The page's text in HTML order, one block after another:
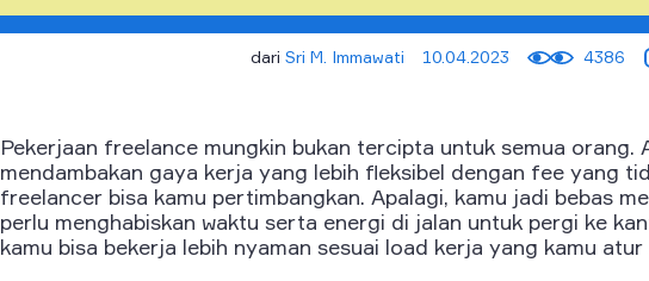
dari Sri M. Immawati 10.04.2023 4386
Pekerjaan freelance mungkin bukan tercipta untuk semua orang.
mendambakan gaya kerja yang lebih fleksibel dengan fee yang
freelancer bisa kamu pertimbangkan. Apalagi, kamu jadi bebas
perlu menghabiskan waktu serta energi di jalan untuk pergi ke
kamu bisa bekerja lebih nyaman sesuai load kerja yang kamu atur